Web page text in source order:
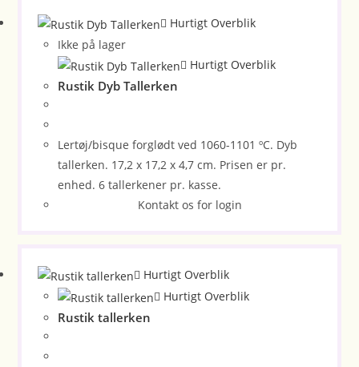
Hurtigt Overblik
Ikke på lager
Hurtigt Overblik
Rustik Dyb Tallerken
Lertøj/bisque forglødt ved 1060-1101 ºC. Dyb
tallerken. 17,2 x 17,2 x 4,7 cm. Prisen er pr.
enhed. 6 tallerkener pr. kasse.
Kontakt os for login
Hurtigt Overblik
Hurtigt Overblik
Rustik tallerken